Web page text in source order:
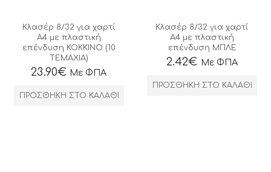
Κλασέρ 8/32 για χαρτί
Α4 με πλαστική
επένδυση ΚΟΚΚΙΝΟ (10
ΤΕΜΑΧΙΑ)
23.90€ Με ΦΠΑ
ΠΡΟΣΘΉΚΗ ΣΤΟ ΚΑΛΆΘΙ
Κλασέρ 8/32 για χαρτί
Α4 με πλαστική
επένδυση ΜΠΛΕ
2.42€ Με ΦΠΑ
ΠΡΟΣΘΉΚΗ ΣΤΟ ΚΑΛΆΘΙ